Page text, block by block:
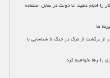
را انجام دهید اما دولت در مقابل استفاده
ها
برگشت از مرگ در جنگ تا شناسایی با
را رها نخواهیم کرد